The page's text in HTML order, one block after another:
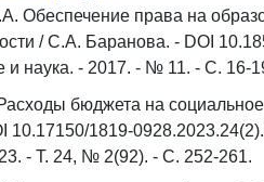
Обеспечение права на
/ С.А. Баранова. - DOI
и наука. - 2017. - № 11. - С. 16-
бюджета на
10.17150/1819-
- Т. 24, № 2(92). - С. 252-261.